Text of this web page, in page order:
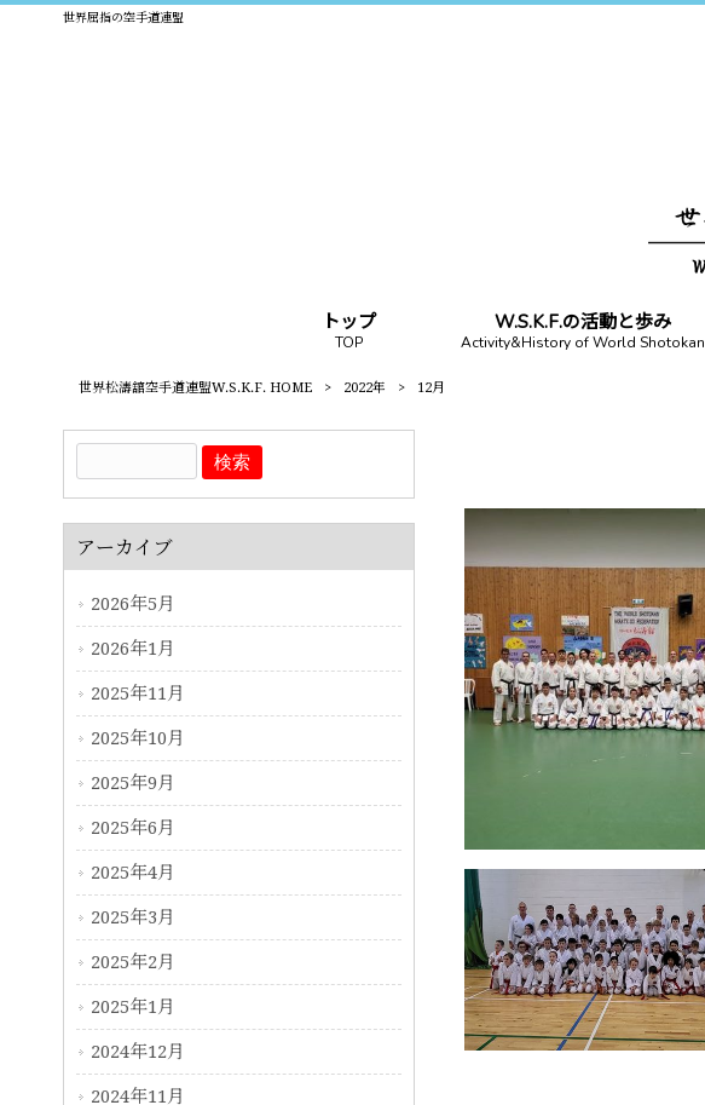
世界屈指の空手道連盟
トップ
TOP
W.S.K.F.の活動と歩み
Activity&History of World Shotokan
世界松濤舘空手道連盟W.S.K.F. HOME > 2022年 > 12月
アーカイブ
2026年5月
2026年1月
2025年11月
2025年10月
2025年9月
2025年6月
2025年4月
2025年3月
2025年2月
2025年1月
2024年12月
2024年11月